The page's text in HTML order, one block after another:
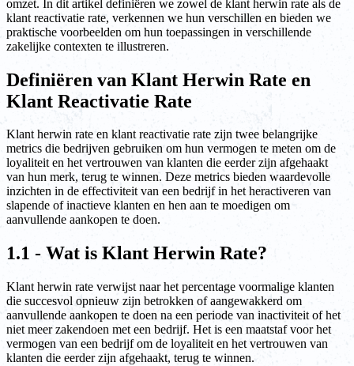
omzet. In dit artikel definiëren we zowel de klant herwin rate als de
klant reactivatie rate, verkennen we hun verschillen en bieden we
praktische voorbeelden om hun toepassingen in verschillende
zakelijke contexten te illustreren.
Definiëren van Klant Herwin Rate en
Klant Reactivatie Rate
Klant herwin rate en klant reactivatie rate zijn twee belangrijke
metrics die bedrijven gebruiken om hun vermogen te meten om de
loyaliteit en het vertrouwen van klanten die eerder zijn afgehaakt
van hun merk, terug te winnen. Deze metrics bieden waardevolle
inzichten in de effectiviteit van een bedrijf in het heractiveren van
slapende of inactieve klanten en hen aan te moedigen om
aanvullende aankopen te doen.
1.1 - Wat is Klant Herwin Rate?
Klant herwin rate verwijst naar het percentage voormalige klanten
die succesvol opnieuw zijn betrokken of aangewakkerd om
aanvullende aankopen te doen na een periode van inactiviteit of het
niet meer zakendoen met een bedrijf. Het is een maatstaf voor het
vermogen van een bedrijf om de loyaliteit en het vertrouwen van
klanten die eerder zijn afgehaakt, terug te winnen.